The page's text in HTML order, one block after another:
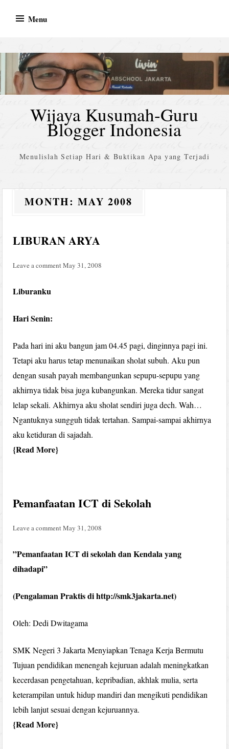
Menu
Wijaya Kusumah-Guru
Blogger Indonesia
Menulislah Setiap Hari & Buktikan Apa yang Terjadi
MONTH:MAY 2008
LIBURAN ARYA
Leave a comment May 31, 2008
Liburanku
Hari Senin:
Pada hari ini aku bangun jam 04.45 pagi, dinginnya pagi ini.
Tetapi aku harus tetap menunaikan sholat subuh. Aku pun
dengan susah payah membangunkan sepupu-sepupu yang
akhirnya tidak bisa juga kubangunkan. Mereka tidur sangat
lelap sekali. Akhirnya aku sholat sendiri juga dech. Wah…
Ngantuknya sungguh tidak tertahan. Sampai-sampai akhirnya
aku ketiduran di sajadah.
Read More
Pemanfaatan ICT di Sekolah
Leave a comment May 31, 2008
”Pemanfaatan ICT di sekolah dan Kendala yang
dihadapi”
(Pengalaman Praktis di http://smk3jakarta.net)
Oleh: Dedi Dwitagama
SMK Negeri 3 Jakarta Menyiapkan Tenaga Kerja Bermutu
Tujuan pendidikan menengah kejuruan adalah meningkatkan
kecerdasan pengetahuan, kepribadian, akhlak mulia, serta
keterampilan untuk hidup mandiri dan mengikuti pendidikan
lebih lanjut sesuai dengan kejuruannya.
Read More